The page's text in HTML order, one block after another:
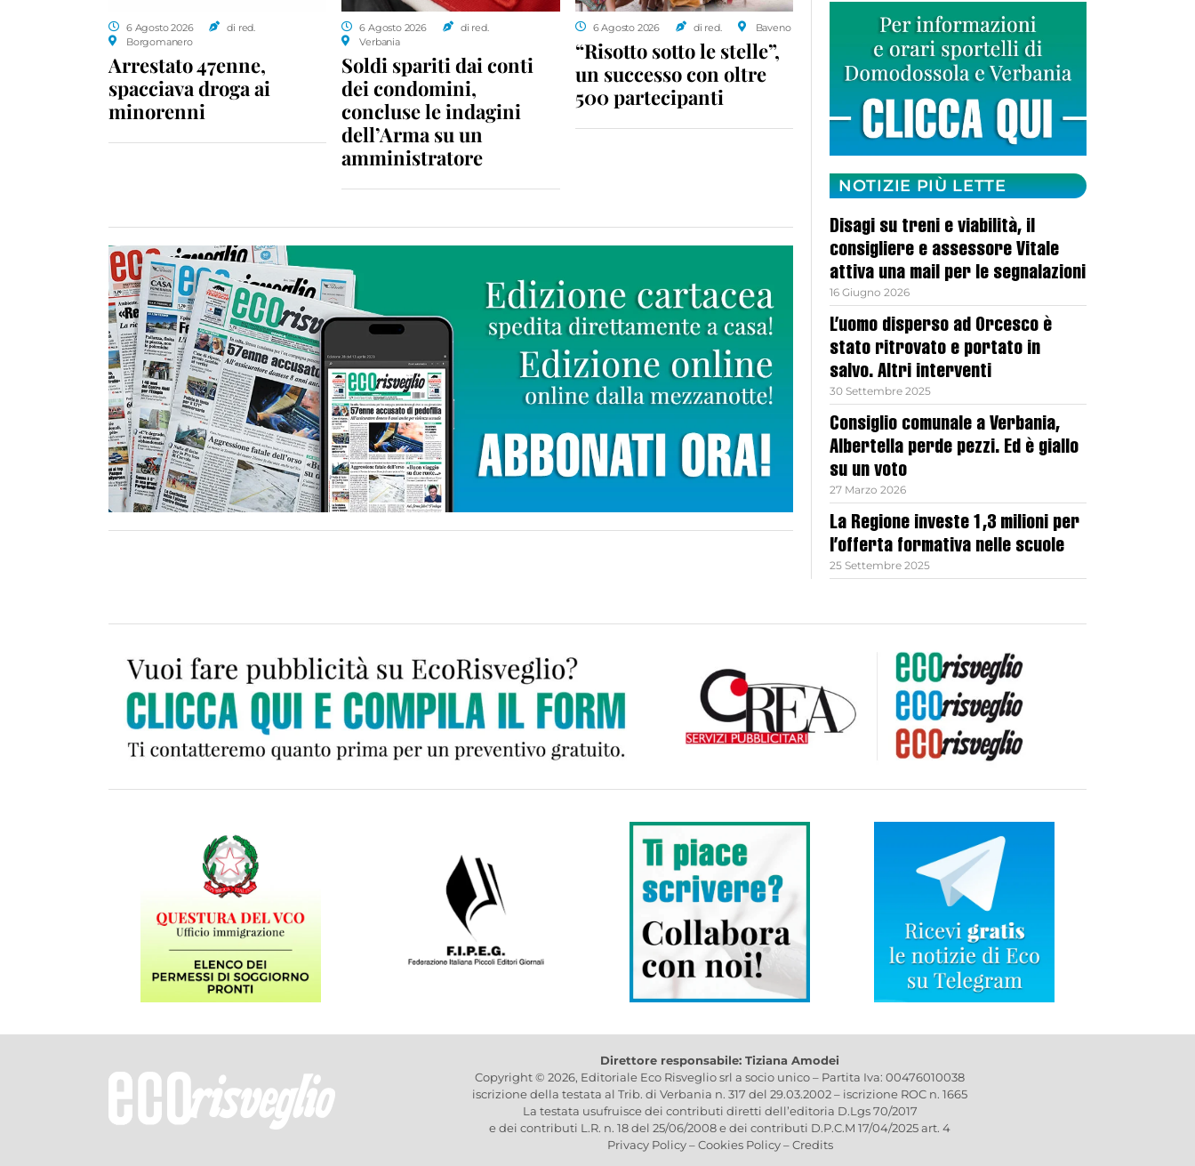
6 Agosto 2026
di red.
Borgomanero
Arrestato 47enne,
spacciava droga ai
minorenni
6 Agosto 2026
di red.
Verbania
Soldi spariti dai conti
dei condomini,
concluse le indagini
dell’Arma su un
amministratore
6 Agosto 2026 di red. Baveno
“Risotto sotto le stelle”,
un successo con oltre
500 partecipanti
NOTIZIE PIÙ LETTE
Disagi su treni e viabilità, il
consigliere e assessore Vitale
attiva una mail per le segnalazioni
16 Giugno 2026
L’uomo disperso ad Orcesco è
stato ritrovato e portato in
salvo. Altri interventi
30 Settembre 2025
Consiglio comunale a Verbania,
Albertella perde pezzi. Ed è giallo
su un voto
27 Marzo 2026
La Regione investe 1,3 milioni per
l’offerta formativa nelle scuole
25 Settembre 2025
Direttore responsabile: Tiziana Amodei
Copyright © 2026, Editoriale Eco Risveglio srl a socio unico – Partita Iva: 00476010038
iscrizione della testata al Trib. di Verbania n. 317 del 29.03.2002 – iscrizione ROC n. 1665
La testata usufruisce dei contributi diretti dell’editoria D.Lgs 70/2017
e dei contributi L.R. n. 18 del 25/06/2008 e dei contributi D.P.C.M 17/04/2025 art. 4
Privacy Policy–Cookies Policy–Credits